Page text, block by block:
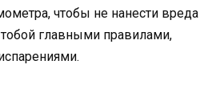
чтобы не нанести вреда
главными правилами,